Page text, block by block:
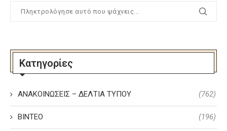
Κατηγορίες
ΑΝΑΚΟΙΝΩΣΕΙΣ – ΔΕΛΤΙΑ ΤΥΠΟΥ (762)
ΒΙΝΤΕΟ (196)